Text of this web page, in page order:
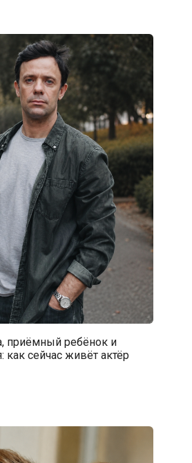
приёмный ребёнок и
сейчас живёт актёр